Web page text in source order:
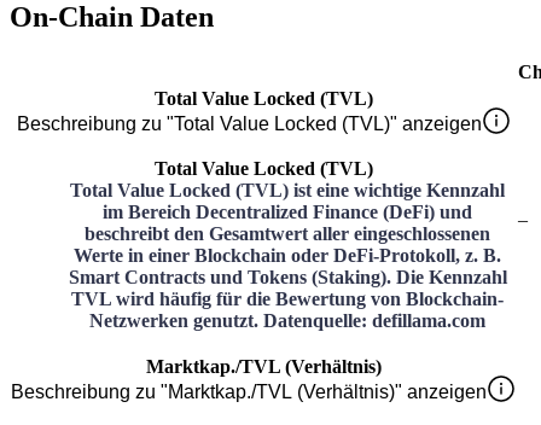
On-Chain Daten
Total Value Locked (TVL)
Beschreibung zu "Total Value Locked (TVL)" anzeigen
Total Value Locked (TVL)
Total Value Locked (TVL) ist eine wichtige Kennzahl
im Bereich Decentralized Finance (DeFi) und
beschreibt den Gesamtwert aller eingeschlossenen
Werte in einer Blockchain oder DeFi-Protokoll, z. B.
Smart Contracts und Tokens (Staking). Die Kennzahl
TVL wird häufig für die Bewertung von Blockchain-
Netzwerken genutzt. Datenquelle: defillama.com
–
Marktkap./TVL (Verhältnis)
Beschreibung zu "Marktkap./TVL (Verhältnis)" anzeigen